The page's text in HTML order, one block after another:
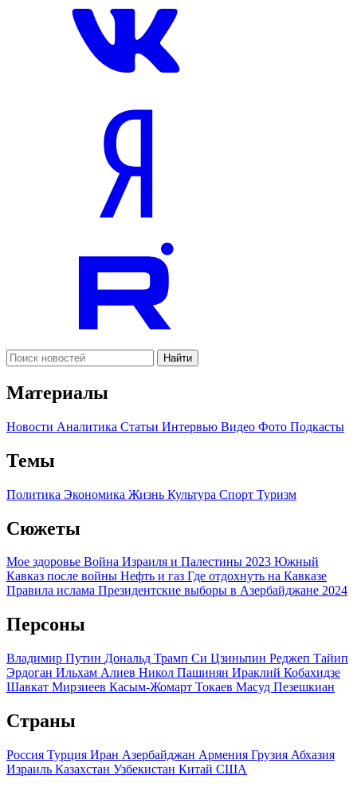
Найти
Материалы
Новости Аналитика Статьи Интервью Видео Фото Подкасты
Темы
Политика Экономика Жизнь Культура Спорт Туризм
Сюжеты
Мое здоровье Война Израиля и Палестины 2023 Южный
Кавказ после войны Нефть и газ Где отдохнуть на Кавказе
Правила ислама Президентские выборы в Азербайджане 2024
Персоны
Владимир Путин Дональд Трамп Си Цзиньпин Реджеп Тайип
Эрдоган Ильхам Алиев Никол Пашинян Ираклий Кобахидзе
Шавкат Мирзиеев Касым-Жомарт Токаев Масуд Пезешкиан
Страны
Россия Турция Иран Азербайджан Армения Грузия Абхазия
Израиль Казахстан Узбекистан Китай США